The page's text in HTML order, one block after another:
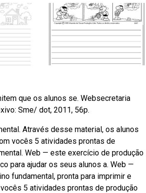
que os alunos se. Websecretaria
Sme/ dot, 2011, 56p.
Através desse material, os alunos
vocês 5 atividades prontas de
Web — este exercício de produção
para ajudar os seus alunos a. Web —
fundamental, pronta para imprimir e
5 atividades prontas de produção